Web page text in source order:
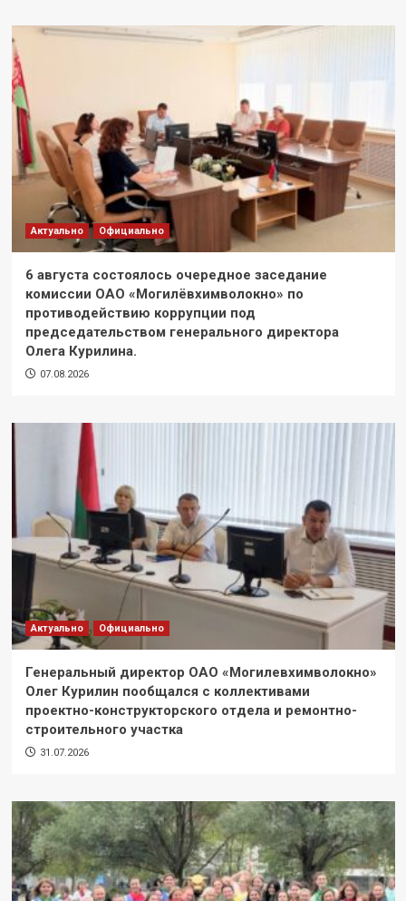
Актуально Официально
6 августа состоялось очередное заседание
комиссии ОАО «Могилёвхимволокно» по
противодействию коррупции под
председательством генерального директора
Олега Курилина.
07.08.2026
Актуально Официально
Генеральный директор ОАО «Могилевхимволокно»
Олег Курилин пообщался с коллективами
проектно-конструкторского отдела и ремонтно-
строительного участка
31.07.2026